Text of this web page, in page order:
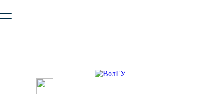
безопасную работу с сайтом. Пожалуйста